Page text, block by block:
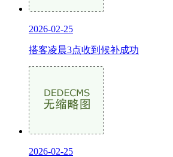
2026-02-25
搭客凌晨3点收到候补成功
2026-02-25